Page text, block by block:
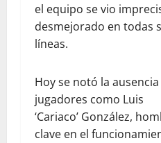
el equipo se vio
desmejorado en todas
líneas.
Hoy se notó la
jugadores como Luis
‘Cariaco’ González,
clave en el